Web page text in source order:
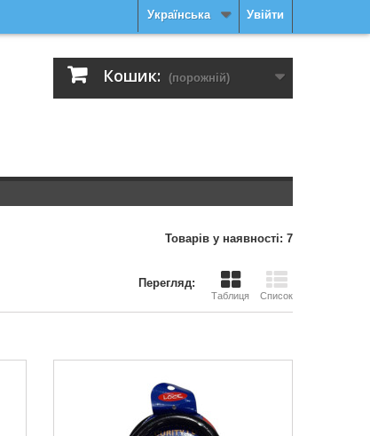
Увійти
Українська
Кошик: (порожній)
Товарів у наявності: 7
Перегляд:
Таблиця Список